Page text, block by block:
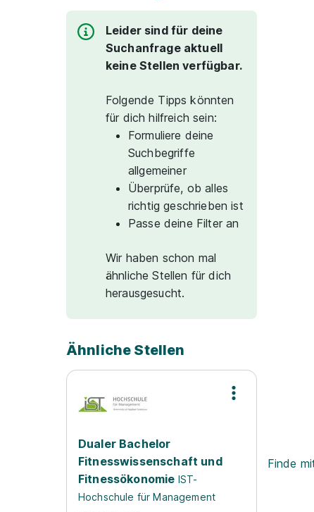
Leider sind für deine
Suchanfrage aktuell
keine Stellen verfügbar.
Folgende Tipps könnten
für dich hilfreich sein:
Formuliere deine
Suchbegriffe
allgemeiner
Überprüfe, ob alles
richtig geschrieben ist
Passe deine Filter an
Wir haben schon mal
ähnliche Stellen für dich
herausgesucht.
Ähnliche Stellen
Dualer Bachelor
Fitnesswissenschaft und
Fitnessökonomie IST-
Hochschule für Management
Finde